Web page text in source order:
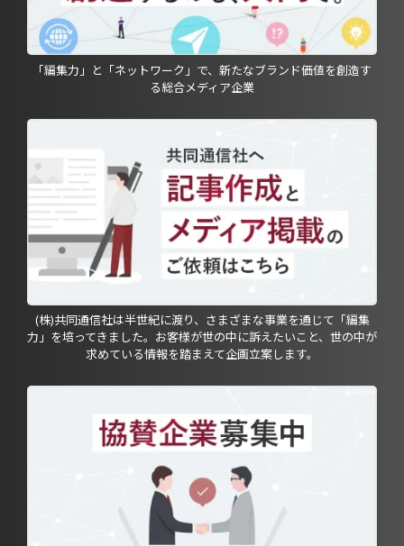
「編集力」と「ネットワーク」で、新たなブランド価値を創造す
る総合メディア企業
(株)共同通信社は半世紀に渡り、さまざまな事業を通じて「編集
力」を培ってきました。お客様が世の中に訴えたいこと、世の中が
求めている情報を踏まえて企画立案します。